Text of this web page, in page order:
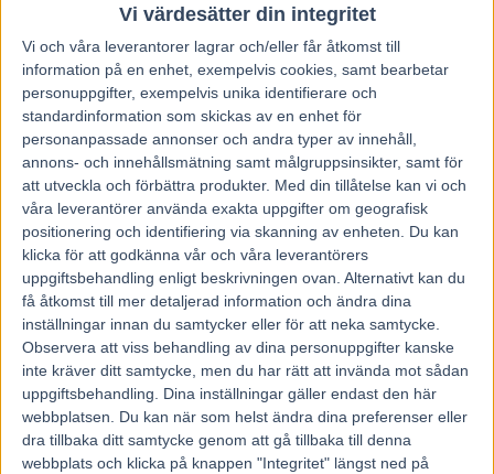
Vi värdesätter din integritet
Vi och våra leverantorer lagrar och/eller får åtkomst till
information på en enhet, exempelvis cookies, samt bearbetar
personuppgifter, exempelvis unika identifierare och
standardinformation som skickas av en enhet för
personanpassade annonser och andra typer av innehåll,
annons- och innehållsmätning samt målgruppsinsikter, samt för
att utveckla och förbättra produkter. Med din tillåtelse kan vi och
våra leverantörer använda exakta uppgifter om geografisk
positionering och identifiering via skanning av enheten. Du kan
klicka för att godkänna vår och våra leverantörers
uppgiftsbehandling enligt beskrivningen ovan. Alternativt kan du
få åtkomst till mer detaljerad information och ändra dina
inställningar innan du samtycker eller för att neka samtycke.
Observera att viss behandling av dina personuppgifter kanske
inte kräver ditt samtycke, men du har rätt att invända mot sådan
uppgiftsbehandling. Dina inställningar gäller endast den här
webbplatsen. Du kan när som helst ändra dina preferenser eller
dra tillbaka ditt samtycke genom att gå tillbaka till denna
webbplats och klicka på knappen "Integritet" längst ned på
genom väggtidningar och skärmar sedan 1990.
Vi kommer att skicka ut ett mail så fort det händer något
nytt!
Andelslaget hittar du HÄR
VÄLKOMMEN!